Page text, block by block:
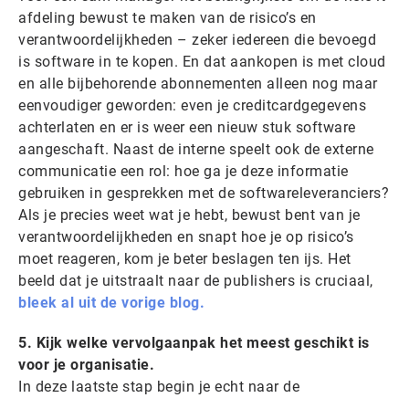
afdeling bewust te maken van de risico’s en
verantwoordelijkheden – zeker iedereen die bevoegd
is software in te kopen. En dat aankopen is met cloud
en alle bijbehorende abonnementen alleen nog maar
eenvoudiger geworden: even je creditcardgegevens
achterlaten en er is weer een nieuw stuk software
aangeschaft. Naast de interne speelt ook de externe
communicatie een rol: hoe ga je deze informatie
gebruiken in gesprekken met de softwareleveranciers?
Als je precies weet wat je hebt, bewust bent van je
verantwoordelijkheden en snapt hoe je op risico’s
moet reageren, kom je beter beslagen ten ijs. Het
beeld dat je uitstraalt naar de publishers is cruciaal,
bleek al uit de vorige blog.
5. Kijk welke vervolgaanpak het meest geschikt is
voor je organisatie.
In deze laatste stap begin je echt naar de